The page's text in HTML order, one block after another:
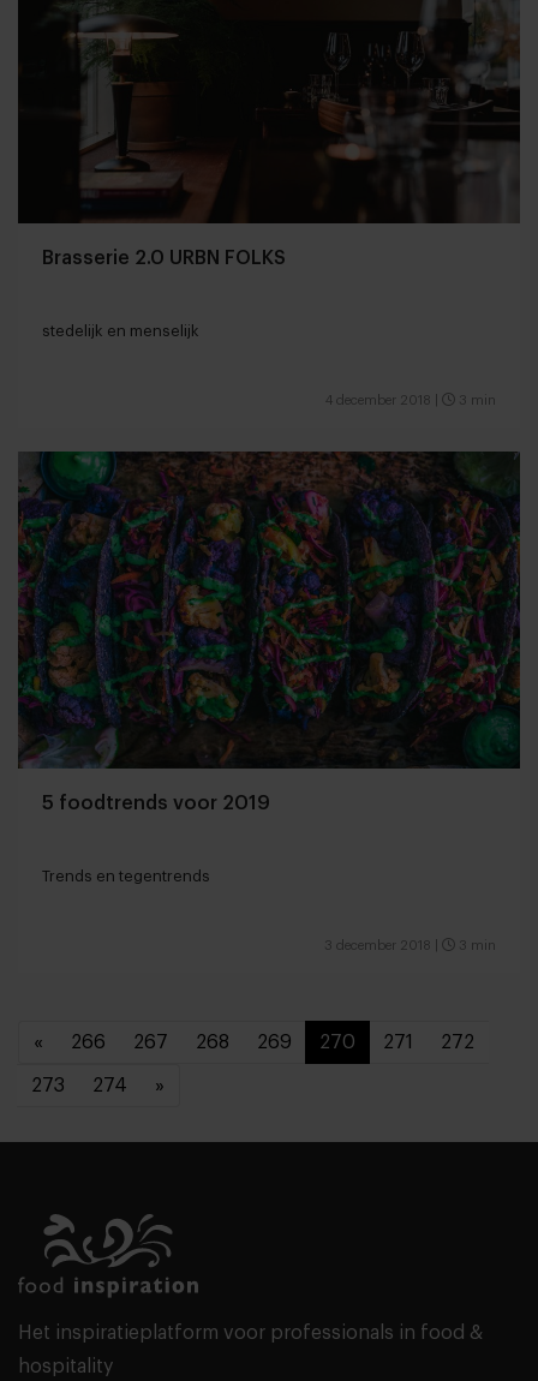
Brasserie 2.0 URBN FOLKS
stedelijk en menselijk
4 december 2018 3 min
5 foodtrends voor 2019
Trends en tegentrends
3 december 2018 3 min
« 266 267 268 269 270 271 272
273 274 »
Het inspiratieplatform voor professionals in food &
hospitality